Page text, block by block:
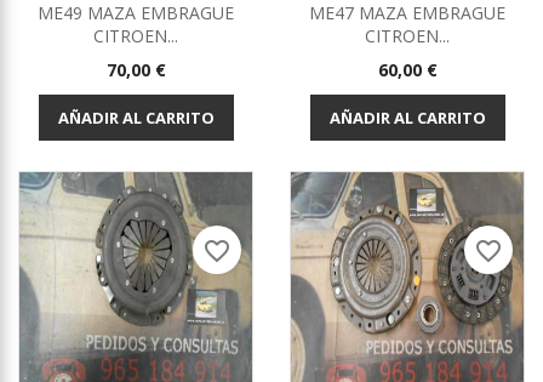
ME49 MAZA EMBRAGUE
CITROEN...
Precio
70,00 €
AÑADIR AL CARRITO
ME47 MAZA EMBRAGUE
CITROEN...
Precio
60,00 €
AÑADIR AL CARRITO
favorite_border favorite_border